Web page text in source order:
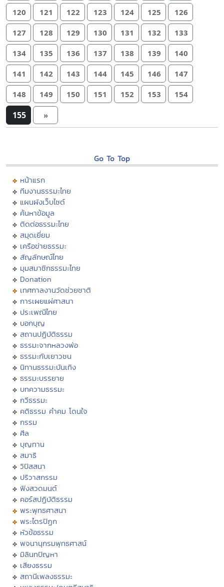
120 121 122 123 124 125 126
127 128 129 130 131 132 133
134 135 136 137 138 139 140
141 142 143 144 145 146 147
148 149 150 151 152 153 154
155 »
Go To Top
หน้าแรก
ทีมงานธรรมะไทย
แผนผังเว็บไซต์
ค้นหาข้อมูล
ติดต่อธรรมะไทย
สมุดเยี่ยม
เครือข่ายธรรมะ
สัญลักษณ์ไทย
มุมสมาชิกธรรมะไทย
Donation
เทศกาลงานวัดช่วยชาติ
การเผยแผ่ศาสนา
ประเพณีไทย
บอกบุญ
สถานปฏิบัติธรรม
ธรรมะจากหลวงพ่อ
ธรรมะกับเยาวชน
นิทานธรรมะบันเทิง
ธรรมะบรรยาย
บทความธรรมะ
กวีธรรมะ
คติธรรม คำคม โดนใจ
กรรม
ศีล
บุญทาน
สมาธิ
วิปัสสนา
ปริวาสกรรม
ฟังสวดมนต์
คอร์สปฏิบัติธรรม
พระพุทธศาสนา
พระไตรปิฏก
หัวข้อธรรม
พจนานุกรมพุทธศาสน์
มิลินทปัญหา
เสียงธรรม
สถานีเพลงธรรมะ